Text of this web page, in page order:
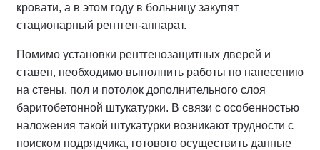
кровати, а в этом году в больницу закупят
стационарный рентген-аппарат.
Помимо установки рентгенозащитных дверей и
ставен, необходимо выполнить работы по нанесению
на стены, пол и потолок дополнительного слоя
баритобетонной штукатурки. В связи с особенностью
наложения такой штукатурки возникают трудности с
поиском подрядчика, готового осуществить данные